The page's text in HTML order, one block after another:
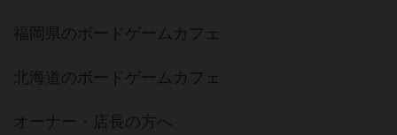
福岡県のボードゲームカフェ
北海道のボードゲームカフェ
オーナー・店長の方へ